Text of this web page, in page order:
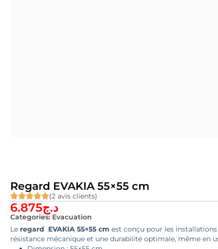
Regard EVAKIA 55×55 cm
(2 avis clients)
6.875د.ج
Categories: Evacuation
Le regard EVAKIA 55×55 cm est conçu pour les
résistance mécanique et une durabilité optimale, même en